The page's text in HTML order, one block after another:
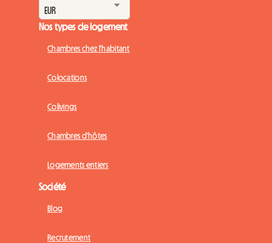
Nos types de logement
Chambres chez l'habitant
Colocations
Colivings
Chambres d'hôtes
Logements entiers
Société
Blog
Recrutement